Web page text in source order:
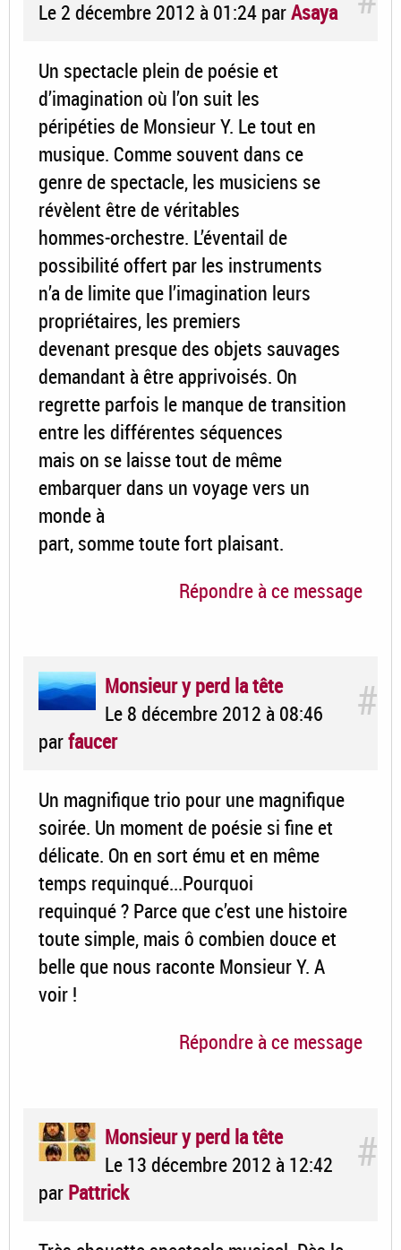
Le 2 décembre 2012 à 01:24parAsaya
Un spectacle plein de poésie et
d’imagination où l’on suit les
péripéties de Monsieur Y. Le tout en
musique. Comme souvent dans ce
genre de spectacle, les musiciens se
révèlent être de véritables
hommes-orchestre. L’éventail de
possibilité offert par les instruments
n’a de limite que l’imagination leurs
propriétaires, les premiers
devenant presque des objets sauvages
demandant à être apprivoisés. On
regrette parfois le manque de transition
entre les différentes séquences
mais on se laisse tout de même
embarquer dans un voyage vers un
monde à
part, somme toute fort plaisant.
Répondre à ce message
#
Monsieur y perd la tête
Le 8 décembre 2012 à 08:46
parfaucer
Un magnifique trio pour une magnifique
soirée. Un moment de poésie si fine et
délicate. On en sort ému et en même
temps requinqué...Pourquoi
requinqué ? Parce que c’est une histoire
toute simple, mais ô combien douce et
belle que nous raconte Monsieur Y. A
voir !
Répondre à ce message
#
Monsieur y perd la tête
Le 13 décembre 2012 à 12:42
parPattrick